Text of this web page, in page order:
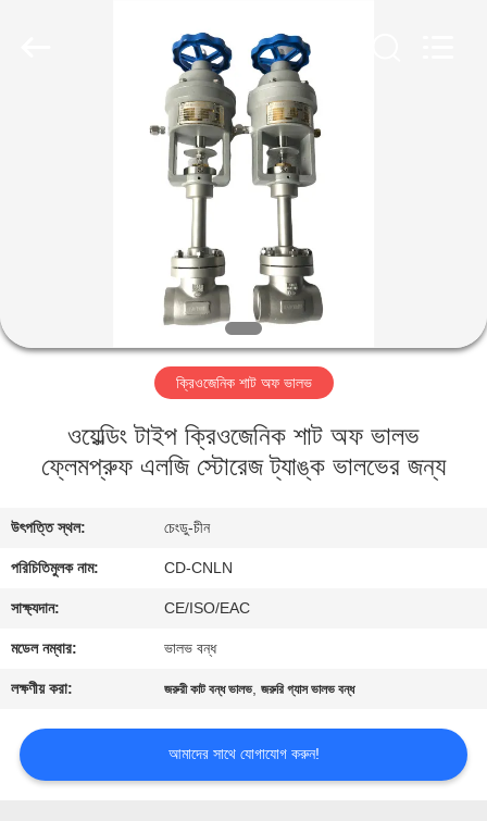
আমাদের
সম্পর্কে
কারখানা
ভ্রমণ
মান
নিয়ন্ত্রণ
যোগাযোগ
করুন
খবর
ক্রিওজেনিক শাট অফ ভালভ
ওয়েল্ডিং টাইপ ক্রিওজেনিক শাট অফ ভালভ
ফ্লেমপ্রুফ এলজি স্টোরেজ ট্যাঙ্ক ভালভের জন্য
উৎপত্তি স্থল: চেংডু-চীন
পরিচিতিমুলক নাম: CD-CNLN
সাক্ষ্যদান: CE/ISO/EAC
মডেল নম্বার: ভালভ বন্ধ
লক্ষণীয় করা: জরুরী কাট বন্ধ ভালভ,জরুরি গ্যাস ভালভ বন্ধ
আমাদের সাথে যোগাযোগ করুন!